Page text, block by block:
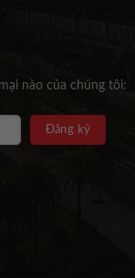
nào của chúng tôi: